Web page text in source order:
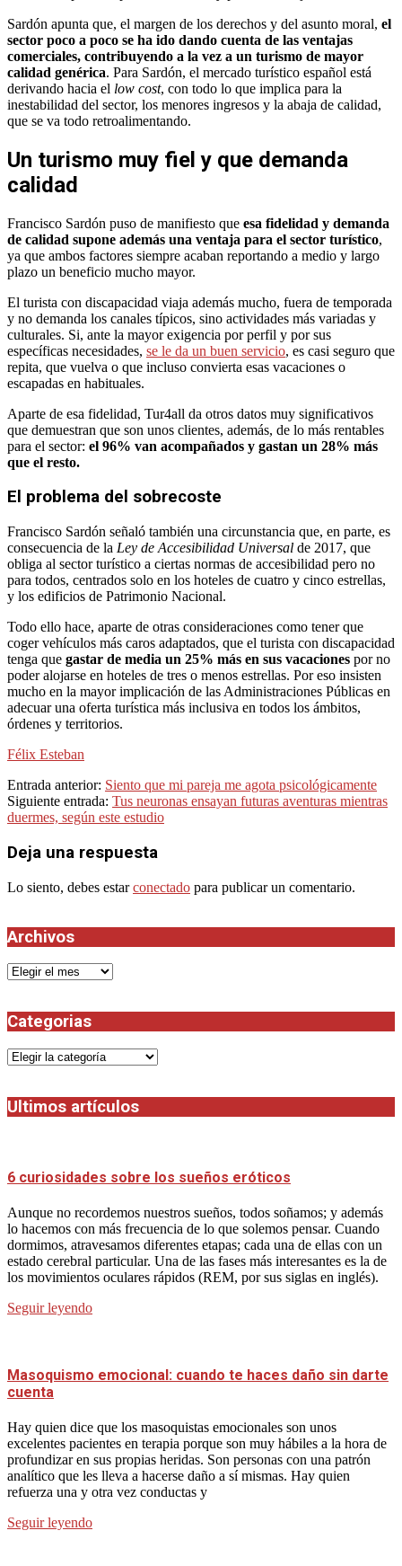
Sardón apunta que, el margen de los derechos y del asunto moral, el
sector poco a poco se ha ido dando cuenta de las ventajas
comerciales, contribuyendo a la vez a un turismo de mayor
calidad genérica. Para Sardón, el mercado turístico español está
derivando hacia el low cost, con todo lo que implica para la
inestabilidad del sector, los menores ingresos y la abaja de calidad,
que se va todo retroalimentando.
Un turismo muy fiel y que demanda
calidad
Francisco Sardón puso de manifiesto que esa fidelidad y demanda
de calidad supone además una ventaja para el sector turístico,
ya que ambos factores siempre acaban reportando a medio y largo
plazo un beneficio mucho mayor.
El turista con discapacidad viaja además mucho, fuera de temporada
y no demanda los canales típicos, sino actividades más variadas y
culturales. Si, ante la mayor exigencia por perfil y por sus
específicas necesidades, se le da un buen servicio, es casi seguro que
repita, que vuelva o que incluso convierta esas vacaciones o
escapadas en habituales.
Aparte de esa fidelidad, Tur4all da otros datos muy significativos
que demuestran que son unos clientes, además, de lo más rentables
para el sector: el 96% van acompañados y gastan un 28% más
que el resto.
El problema del sobrecoste
Francisco Sardón señaló también una circunstancia que, en parte, es
consecuencia de la Ley de Accesibilidad Universal de 2017, que
obliga al sector turístico a ciertas normas de accesibilidad pero no
para todos, centrados solo en los hoteles de cuatro y cinco estrellas,
y los edificios de Patrimonio Nacional.
Todo ello hace, aparte de otras consideraciones como tener que
coger vehículos más caros adaptados, que el turista con discapacidad
tenga que gastar de media un 25% más en sus vacaciones por no
poder alojarse en hoteles de tres o menos estrellas. Por eso insisten
mucho en la mayor implicación de las Administraciones Públicas en
adecuar una oferta turística más inclusiva en todos los ámbitos,
órdenes y territorios.
Félix Esteban
2024-
06-
26
Entrada anterior: Siento que mi pareja me agota psicológicamente
Siguiente entrada: Tus neuronas ensayan futuras aventuras mientras
duermes, según este estudio
Deja una respuesta
Lo siento, debes estarconectado para publicar un comentario.
Archivos
Archivos
Categorias
Categorias
Ultimos artículos
6 curiosidades sobre los sueños eróticos
Aunque no recordemos nuestros sueños, todos soñamos; y además
lo hacemos con más frecuencia de lo que solemos pensar. Cuando
dormimos, atravesamos diferentes etapas; cada una de ellas con un
estado cerebral particular. Una de las fases más interesantes es la de
los movimientos oculares rápidos (REM, por sus siglas en inglés).
Seguir leyendo
Masoquismo emocional: cuando te haces daño sin darte
cuenta
Hay quien dice que los masoquistas emocionales son unos
excelentes pacientes en terapia porque son muy hábiles a la hora de
profundizar en sus propias heridas. Son personas con una patrón
analítico que les lleva a hacerse daño a sí mismas. Hay quien
refuerza una y otra vez conductas y
Seguir leyendo